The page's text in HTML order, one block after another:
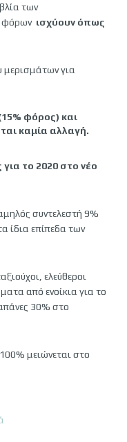
των
φόρων ισχύουν όπως
για
φόρος) και
καμία αλλαγή.
το 2020 στο νέο
συντελεστή 9%
ίδια επίπεδα των
ελεύθεροι
από ενοίκια για το
30% στο
μειώνεται στο